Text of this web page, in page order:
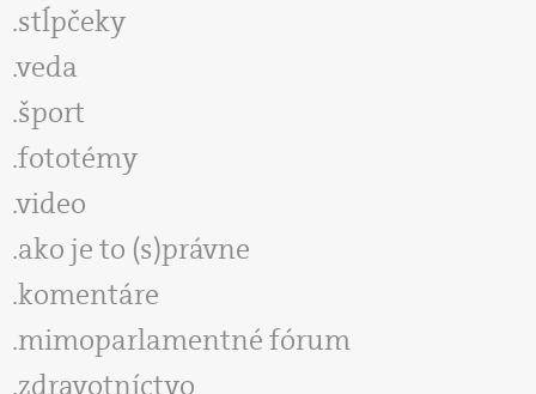
stĺpčeky
veda
šport
fototémy
video
ako je to (s)právne
komentáre
mimoparlamentné fórum
zdravotníctvo